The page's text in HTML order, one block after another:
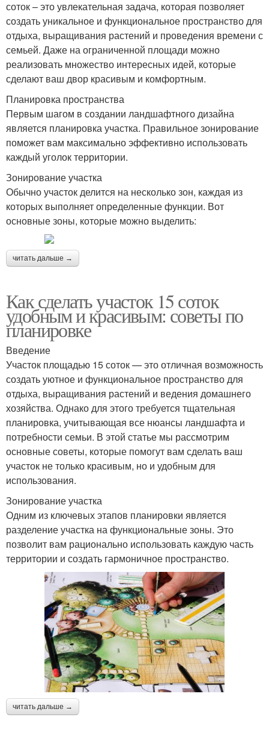
соток – это увлекательная задача, которая позволяет
создать уникальное и функциональное пространство для
отдыха, выращивания растений и проведения времени с
семьей. Даже на ограниченной площади можно
реализовать множество интересных идей, которые
сделают ваш двор красивым и комфортным.
Планировка пространства
Первым шагом в создании ландшафтного дизайна
является планировка участка. Правильное зонирование
поможет вам максимально эффективно использовать
каждый уголок территории.
Зонирование участка
Обычно участок делится на несколько зон, каждая из
которых выполняет определенные функции. Вот
основные зоны, которые можно выделить:
читать дальше →
Как сделать участок 15 соток
удобным и красивым: советы по
планировке
Введение
Участок площадью 15 соток — это отличная возможность
создать уютное и функциональное пространство для
отдыха, выращивания растений и ведения домашнего
хозяйства. Однако для этого требуется тщательная
планировка, учитывающая все нюансы ландшафта и
потребности семьи. В этой статье мы рассмотрим
основные советы, которые помогут вам сделать ваш
участок не только красивым, но и удобным для
использования.
Зонирование участка
Одним из ключевых этапов планировки является
разделение участка на функциональные зоны. Это
позволит вам рационально использовать каждую часть
территории и создать гармоничное пространство.
читать дальше →